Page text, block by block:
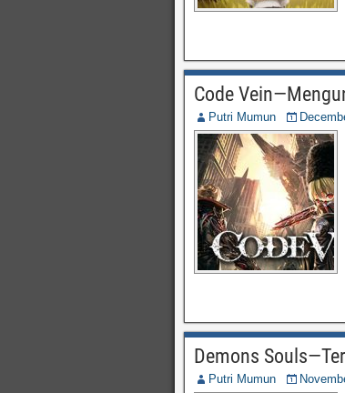
Code
Putri Mumun
Demons
Putri Mumun